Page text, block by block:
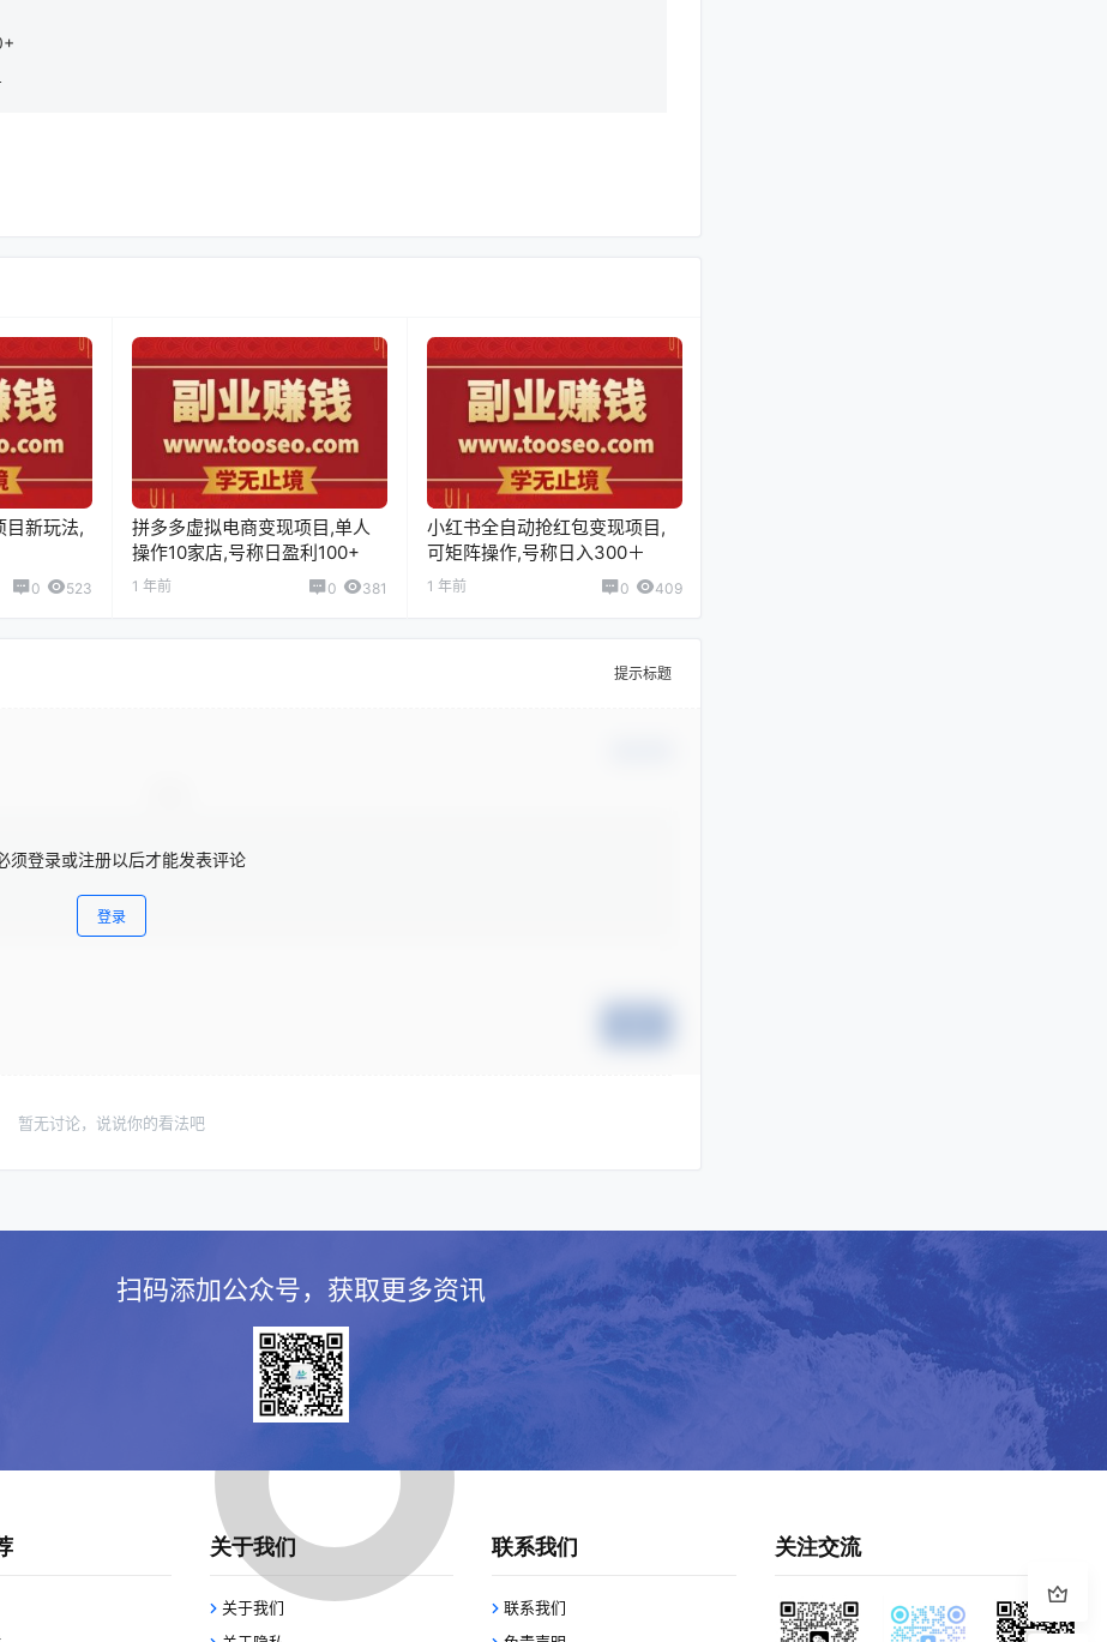
新玩法,
0 523
拼多多虚拟电商变现项目,单人
操作10家店,号称日盈利100+
1 年前 0 381
小红书全自动抢红包变现项目,
可矩阵操作,号称日入300＋
1 年前 0 409
提示标题
须登录或注册以后才能发表评论
登录
暂无讨论，说说你的看法吧
扫码添加公众号，获取更多资讯
关于我们
关于我们
联系我们
联系我们
关注交流